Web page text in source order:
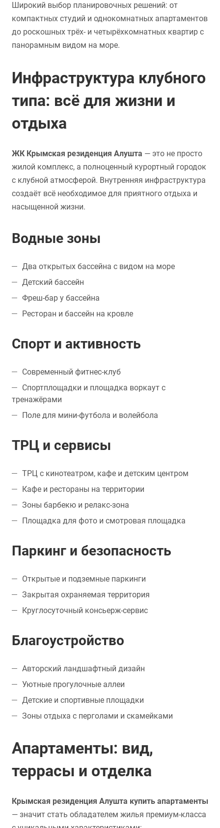
Широкий выбор планировочных решений: от
компактных студий и однокомнатных апартаментов
до роскошных трёх- и четырёхкомнатных квартир с
панорамным видом на море.
Инфраструктура клубного
типа: всё для жизни и
отдыха
ЖК Крымская резиденция Алушта — это не просто
жилой комплекс, а полноценный курортный городок
с клубной атмосферой. Внутренняя инфраструктура
создаёт всё необходимое для приятного отдыха и
насыщенной жизни.
Водные зоны
Два открытых бассейна с видом на море
Детский бассейн
Фреш-бар у бассейна
Ресторан и бассейн на кровле
Спорт и активность
Современный фитнес-клуб
Спортплощадки и площадка воркаут с
тренажёрами
Поле для мини-футбола и волейбола
ТРЦ и сервисы
ТРЦ с кинотеатром, кафе и детским центром
Кафе и рестораны на территории
Зоны барбекю и релакс-зона
Площадка для фото и смотровая площадка
Паркинг и безопасность
Открытые и подземные паркинги
Закрытая охраняемая территория
Круглосуточный консьерж-сервис
Благоустройство
Авторский ландшафтный дизайн
Уютные прогулочные аллеи
Детские и спортивные площадки
Зоны отдыха с перголами и скамейками
Апартаменты: вид,
террасы и отделка
Крымская резиденция Алушта купить апартаменты
— значит стать обладателем жилья премиум-класса